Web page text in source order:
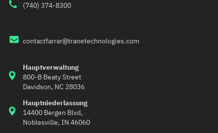
(740) 374-8300
contactfarrar@tranetechnologies.com
Hauptverwaltung
800-B Beaty Street
Davidson, NC 28036
Hauptniederlassung
14400 Bergen Blvd,
Noblesville, IN 46060